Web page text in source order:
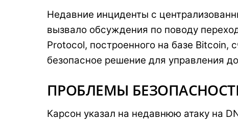
Недавние инциденты с
вызвало обсуждения по поводу
Protocol, построенного на базе Bitcoin,
безопасное решение для управления
ПРОБЛЕМЫ
Карсон указал на недавнюю атаку на